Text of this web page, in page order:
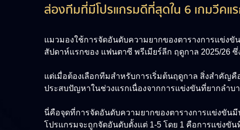
ส่องทีมที่มีโปรแกรมดีที่สุดใน 6 เกมวีคแ
แมวมองใช้การจัดอันดับความยากของตารางการแข่งขั
สัปดาห์แรกของ แฟนตาซี พรีเมียร์ลีก ฤดูกาล 2025/26
แต่เมื่อต้องเลือกทีมสำหรับการเริ่มต้นฤดูกาล สิ่งสำคัญ
ประสบปัญหาในช่วงแรกเนื่องจากการแข่งขันที่ยากลำบ
นี่คือจุดที่การจัดอันดับความยากของตารางการแข่งขัน
โปรแกรมจะถูกจัดอันดับตั้งแต่ 1-5 โดย 1 คือการแข่งขั